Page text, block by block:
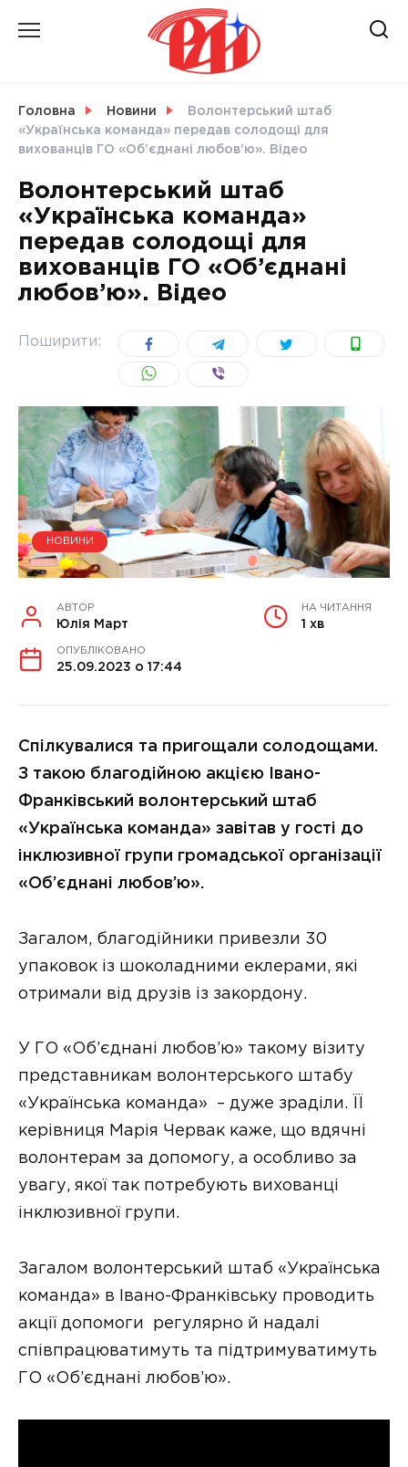
СВІТ
УКРАЇНА
Головна Новини
Волонтерський штаб
«Українська команда» передав солодощі для
вихованців ГО «Об’єднані любов’ю». Відео
Волонтерський штаб
«Українська команда»
передав солодощі для
вихованців ГО «Об’єднані
любов’ю». Відео
Поширити:
НОВИНИ
АВТОР
Юлія Март
НА ЧИТАННЯ
1 хв
ОПУБЛІКОВАНО
25.09.2023 о 17:44
Спілкувалися та пригощали солодощами.
З такою благодійною акцією Івано-
Франківський волонтерський штаб
«Українська команда» завітав у гості до
інклюзивної групи громадської організації
«Об’єднані любов’ю».
Загалом, благодійники привезли 30
упаковок із шоколадними еклерами, які
отримали від друзів із закордону.
У ГО «Об’єднані любов’ю» такому візиту
представникам волонтерського штабу
«Українська команда» – дуже зраділи. ЇЇ
керівниця Марія Червак каже, що вдячні
волонтерам за допомогу, а особливо за
увагу, якої так потребують вихованці
інклюзивної групи.
Загалом волонтерський штаб «Українська
команда» в Івано-Франківську проводить
акції допомоги регулярно й надалі
співпрацюватимуть та підтримуватимуть
ГО «Об’єднані любов’ю».